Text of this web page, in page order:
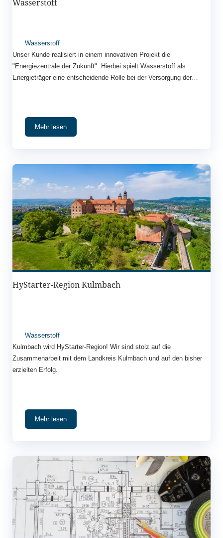
Wasserstoff
Wasserstoff
Unser Kunde realisiert in einem innovativen Projekt die
"Energiezentrale der Zukunft". Hierbei spielt Wasserstoff als
Energieträger eine entscheidende Rolle bei der Versorgung der
Mehr lesen
HyStarter-Region Kulmbach
Wasserstoff
Kulmbach wird HyStarter-Region! Wir sind stolz auf die
Zusammenarbeit mit dem Landkreis Kulmbach und auf den bisher
erzielten Erfolg.
Mehr lesen